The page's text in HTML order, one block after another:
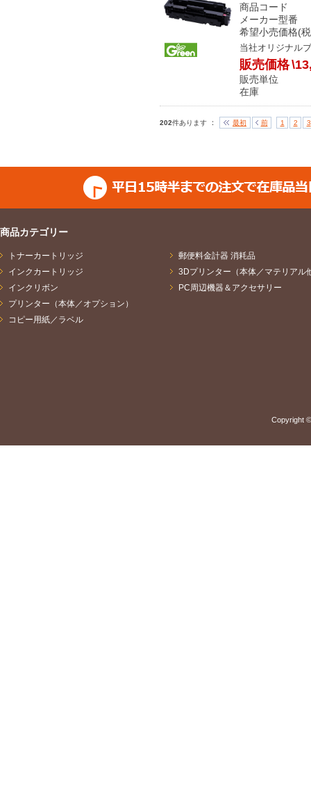
商品コード
メーカー型番
希望小売価格(
当社オリジナル
販売価格
販売単
在庫
202件あります ： 最初 前 1 2 3
商品カテゴリー
トナーカートリッジ
インクカートリッジ
インクリボン
プリンター（本体／オプション）
コピー用紙／ラベル
郵便料金計器 消耗品
3Dプリンター（本体／マテリアル
PC周辺機器＆アクセサリー
Copyright